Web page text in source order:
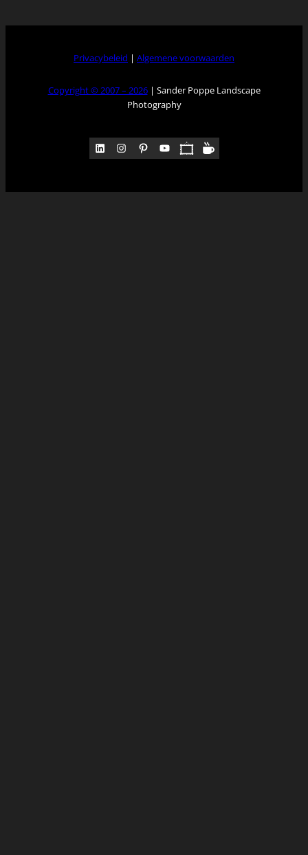
Privacybeleid | Algemene voorwaarden
Copyright © 2007 – 2026| Sander Poppe Landscape
Photography
LinkedIn Instagram Pinterest YouTube Pocket Medium